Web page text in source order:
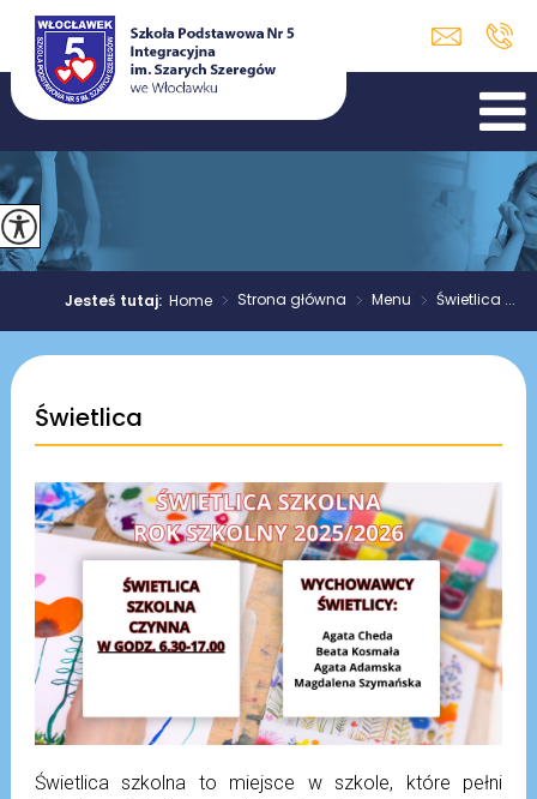
Jesteś tutaj:Home > Strona główna > Menu > Świetlica ...
Świetlica
Świetlica szkolna to miejsce w szkole, które pełni